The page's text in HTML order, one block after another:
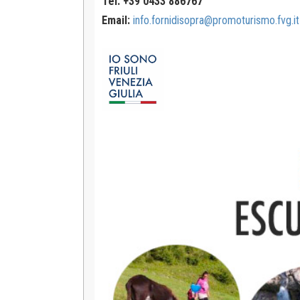
Email: info.fornidisopra@promoturismo.fvg.it